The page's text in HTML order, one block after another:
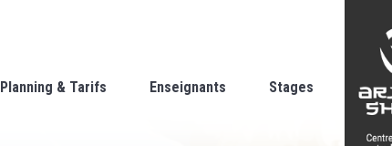
Planning & Tarifs Enseignants Stages